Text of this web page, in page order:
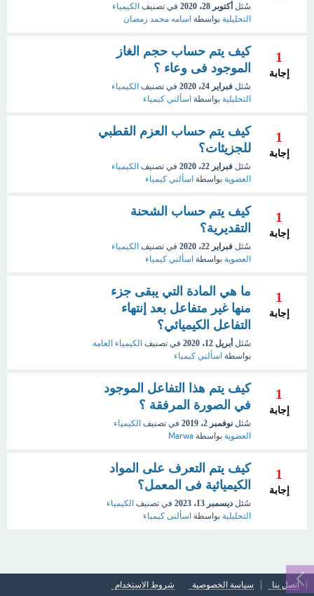
سُئل أكتوبر 28، 2020 في تصنيف الكيمياء
التحليلية بواسطة اسامه محمد رمضان
1
إجابة
كيف يتم حساب حجم الغاز
الموجود فى وعاء ؟
سُئل فبراير 24، 2020 في تصنيف الكيمياء
التحليلية بواسطة اسألني كيمياء
1
إجابة
كيف يتم حساب العزم القطبي
للجزيئات؟
سُئل فبراير 22، 2020 في تصنيف الكيمياء
العضوية بواسطة اسألني كيمياء
1
إجابة
كيف يتم حساب الشحنة
التقديرية؟
سُئل فبراير 22، 2020 في تصنيف الكيمياء
العضوية بواسطة اسألني كيمياء
1
إجابة
ما هي المادة التي يبقى جزء
منها غير متفاعل بعد إنتهاء
التفاعل الكيميائي؟
سُئل أبريل 12، 2020 في تصنيف الكيمياء العامة
بواسطة اسألني كيمياء
1
إجابة
كيف يتم هذا التفاعل الموجود
في الصورة المرفقة ؟
سُئل نوفمبر 2، 2019 في تصنيف الكيمياء
العضوية بواسطة Marwa
1
إجابة
كيف يتم التعرف على المواد
الكيميائية فى المعمل؟
سُئل ديسمبر 13، 2023 في تصنيف الكيمياء
التحليلية بواسطة اسألنى كيمياء
اتصل بنا سياسة الخصوصية شروط الاستخدام